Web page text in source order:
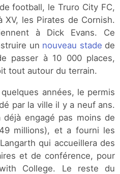
football, le Truro City FC,
les Pirates de Cornish.
à Dick Evans. Ce
un nouveau stade de
passer à 10 000 places,
tout autour du terrain.
années, le permis
par la ville il y a neuf ans.
engagé pas moins de
millions), et a fourni les
qui accueillera des
et de conférence, pour
College. Le reste du